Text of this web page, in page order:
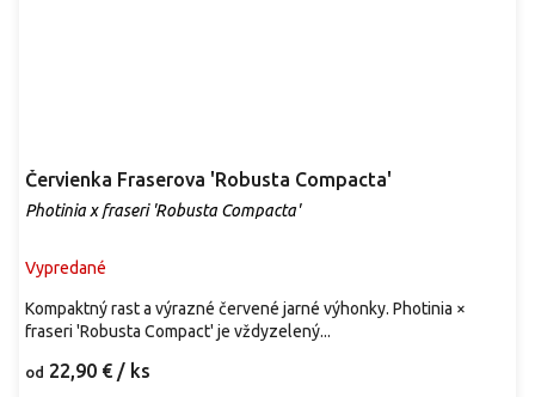
Červienka Fraserova 'Robusta Compacta'
Photinia x fraseri 'Robusta Compacta'
Vypredané
od 22,90 € / ks
Kompaktný rast a výrazné červené jarné výhonky. Photinia ×
fraseri 'Robusta Compact' je vždyzelený...